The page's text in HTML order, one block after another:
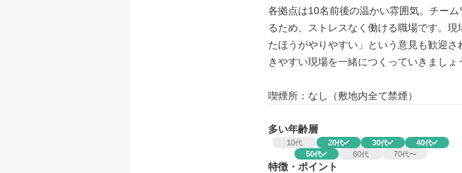
各拠点は10名前後の温かい雰囲気。チー
るため、ストレスなく働ける職場です。
たほうがやりやすい」という意見も歓迎
きやすい現場を一緒につくっていきましょ
喫煙所：なし（敷地内全て禁煙）
多い年齢層
10代 20代 30代 40代
50代 60代 70代〜
特徴・ポイント